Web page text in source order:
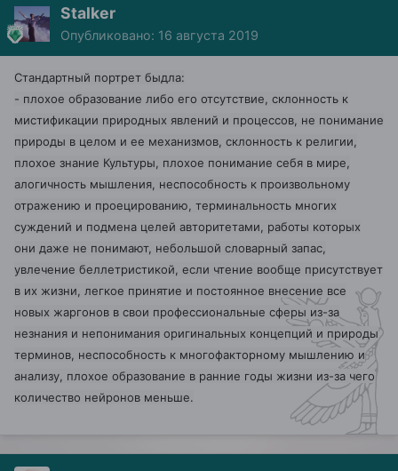
Stalker
Опубликовано: 16 августа 2019
Стандартный портрет быдла:
- плохое образование либо его отсутствие, склонность к
мистификации природных явлений и процессов, не понимание
природы в целом и ее механизмов, склонность к религии,
плохое знание Культуры, плохое понимание себя в мире,
алогичность мышления, неспособность к произвольному
отражению и проецированию, терминальность многих
суждений и подмена целей авторитетами, работы которых
они даже не понимают, небольшой словарный запас,
увлечение беллетристикой, если чтение вообще присутствует
в их жизни, легкое принятие и постоянное внесение все
новых жаргонов в свои профессиональные сферы из-за
незнания и непонимания оригинальных концепций и природы
терминов, неспособность к многофакторному мышлению и
анализу, плохое образование в ранние годы жизни из-за чего
количество нейронов меньше.